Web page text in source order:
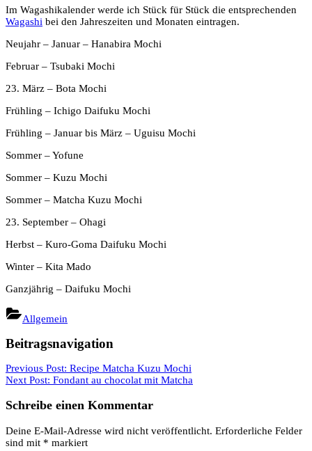
Im Wagashikalender werde ich Stück für Stück die entsprechenden
Wagashi bei den Jahreszeiten und Monaten eintragen.
Neujahr – Januar – Hanabira Mochi
Februar – Tsubaki Mochi
23. März – Bota Mochi
Frühling – Ichigo Daifuku Mochi
Frühling – Januar bis März – Uguisu Mochi
Sommer – Yofune
Sommer – Kuzu Mochi
Sommer – Matcha Kuzu Mochi
23. September – Ohagi
Herbst – Kuro-Goma Daifuku Mochi
Winter – Kita Mado
Ganzjährig – Daifuku Mochi
Allgemein
Beitragsnavigation
Previous Post: Recipe Matcha Kuzu Mochi
Next Post: Fondant au chocolat mit Matcha
Schreibe einen Kommentar
Deine E-Mail-Adresse wird nicht veröffentlicht. Erforderliche Felder
sind mit * markiert